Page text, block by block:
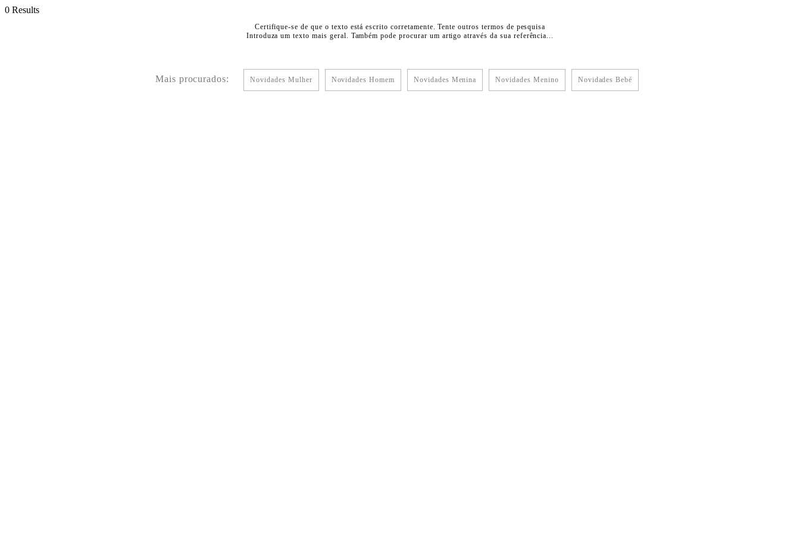
0 Results
Certifique-se de que o texto está escrito corretamente. Tente outros termos de pesquisa
Introduza um texto mais geral. Também pode procurar um artigo através da sua referência...
Mais procurados: Novidades Mulher Novidades Homem Novidades Menina Novidades Menino Novidades Bebé